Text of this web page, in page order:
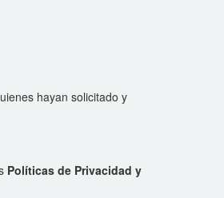
hayan solicitado y
Políticas de Privacidad y